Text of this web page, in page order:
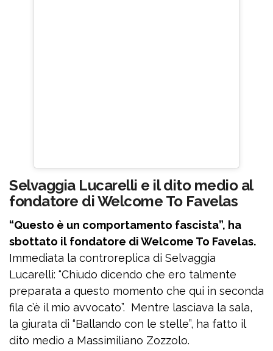
Selvaggia Lucarelli e il dito medio al
fondatore di Welcome To Favelas
“Questo è un comportamento fascista”, ha
sbottato il fondatore di Welcome To Favelas.
Immediata la controreplica di Selvaggia
Lucarelli: “Chiudo dicendo che ero talmente
preparata a questo momento che qui in seconda
fila c’è il mio avvocato”. Mentre lasciava la sala,
la giurata di “Ballando con le stelle”, ha fatto il
dito medio a Massimiliano Zozzolo.